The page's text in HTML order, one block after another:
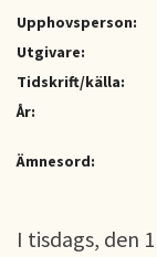
Upphovsperson:
Utgivare:
Tidskrift/källa:
År:
Ämnesord:
I tisdags, den